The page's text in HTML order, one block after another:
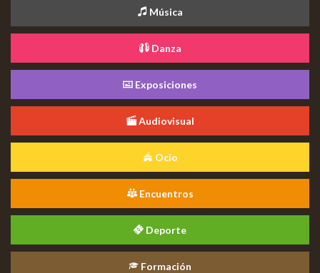
Música
Danza
Exposiciones
Audiovisual
Ocio
Encuentros
Deporte
Formación